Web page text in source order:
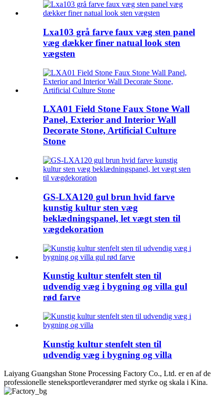
Lxa103 grå farve faux væg sten panel
væg dækker finer natual look sten
vægsten
LXA01 Field Stone Faux Stone Wall
Panel, Exterior and Interior Wall
Decorate Stone, Artificial Culture
Stone
GS-LXA120 gul brun hvid farve
kunstig kultur sten væg
beklædningspanel, let vægt sten til
vægdekoration
Kunstig kultur stenfelt sten til
udvendig væg i bygning og villa gul
rød farve
Kunstig kultur stenfelt sten til
udvendig væg i bygning og villa
Laiyang Guangshan Stone Processing Factory Co., Ltd. er en af ​​de
professionelle steneksportleverandører med styrke og skala i Kina.